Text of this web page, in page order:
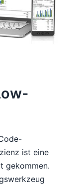
ist eine
gekommen.